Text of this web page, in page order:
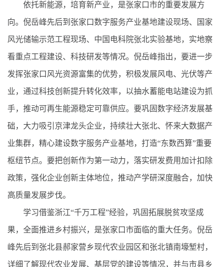
依托新能源，培育新产业，是张家口市的重要发展方
向。倪岳峰先后到张家口数字服务产业基地建设现场、国家
风光储输示范工程现场、中国电科院张北实验基地，实地察
看重点工程建设、科技研发等情况。倪岳峰指出，要进一步
发挥张家口风光资源富集的优势，积极发展风电、光伏等产
业，通过科技创新提升转化效率，以抽水蓄能电站建设为抓
手，推动可再生能源稳定可靠供应。要巩固数字经济发展基
础，大力吸引京津龙头企业，持续壮大张北、怀来大数据产
业集群，精心建设数字服务产业基地，打造“东数西算”重要
枢纽节点。要把创新作为第一动力，落实研发费用加计扣除
政策，强化企业创新主体地位，推动产学研深度融合，加快
高质量发展步伐。
学习借鉴浙江“千万工程”经验，巩固拓展脱贫攻坚成
果，全面推进乡村振兴，是张家口市面临的重大任务。倪岳
峰先后到张北县郝家营乡现代农业园区和张北镇南壕堑村，
详细了解现代农业发展、基层党的建设等情况，并与市县乡